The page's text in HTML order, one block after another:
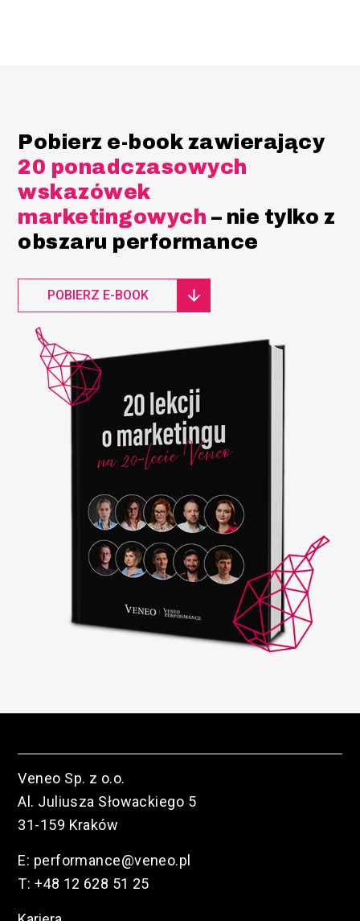
Pobierz e-book zawierający
20 ponadczasowych
wskazówek
marketingowych – nie tylko z
obszaru performance
POBIERZ E-BOOK
Veneo Sp. z o.o.
Al. Juliusza Słowackiego 5
31-159 Kraków
E: performance@veneo.pl
T: +48 12 628 51 25